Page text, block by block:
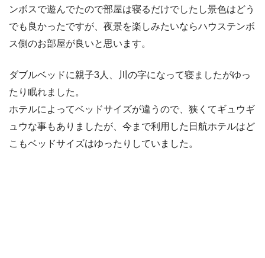
ンボスで遊んでたので部屋は寝るだけでしたし景色はどう
でも良かったですが、夜景を楽しみたいならハウステンボ
ス側のお部屋が良いと思います。
ダブルベッドに親子3人、川の字になって寝ましたがゆっ
たり眠れました。
ホテルによってベッドサイズが違うので、狭くてギュウギ
ュウな事もありましたが、今まで利用した日航ホテルはど
こもベッドサイズはゆったりしていました。